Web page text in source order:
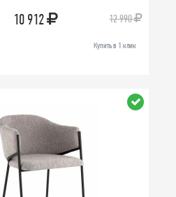
10 912 12 990
Купить в 1 клик